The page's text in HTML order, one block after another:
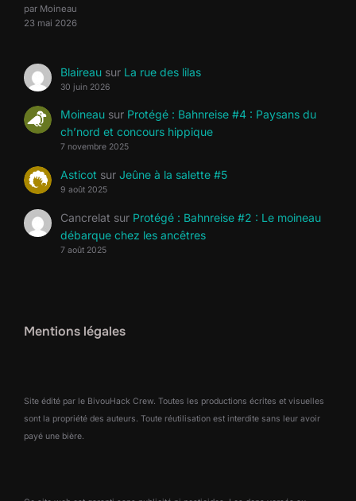
par Moineau
23 mai 2026
Blaireausur La rue des lilas
30 juin 2026
Moineausur Protégé : Bahnreise #4 : Paysans du
ch’nord et concours hippique
7 novembre 2025
Asticot sur Jeûne à la salette #5
9 août 2025
Cancrelat sur Protégé : Bahnreise #2 : Le moineau
débarque chez les ancêtres
7 août 2025
Mentions légales
Site édité par le BivouHack Crew. Toutes les productions écrites et visuelles
sont la propriété des auteurs. Toute réutilisation est interdite sans leur avoir
payé une bière.